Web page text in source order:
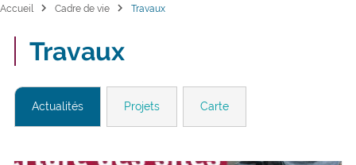
Accueil chevron_right Cadre de vie chevron_right Travaux
Travaux
Actualités Projets Carte